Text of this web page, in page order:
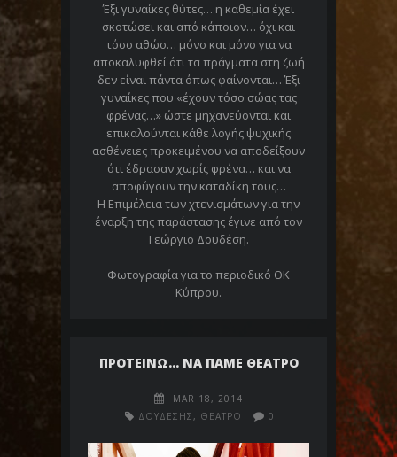
Έξι γυναίκες θύτες… η καθεμία έχει
σκοτώσει και από κάποιον… όχι και
τόσο αθώο… μόνο και μόνο για να
αποκαλυφθεί ότι τα πράγματα στη ζωή
δεν είναι πάντα όπως φαίνονται… Έξι
γυναίκες που «έχουν τόσο σώας τας
φρένας…» ώστε μηχανεύονται και
επικαλούνται κάθε λογής ψυχικής
ασθένειες προκειμένου να αποδείξουν
ότι έδρασαν χωρίς φρένα… και να
αποφύγουν την καταδίκη τους…
Η Επιμέλεια των χτενισμάτων για την
έναρξη της παράστασης έγινε από τον
Γεώργιο Δουδέση.
Φωτογραφία για το περιοδικό ΟΚ
Κύπρου.
ΠΡΟΤΕΙΝΩ… ΝΑ ΠΑΜΕ ΘΕΑΤΡΟ
MAR 18, 2014
ΔΟΥΔΕΣΗΣ, ΘΕΑΤΡΟ 0